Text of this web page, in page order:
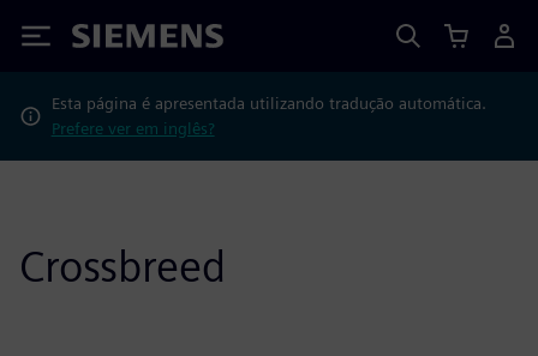
Siemens
Esta página é apresentada utilizando tradução automática.
Prefere ver em inglês?
Crossbreed